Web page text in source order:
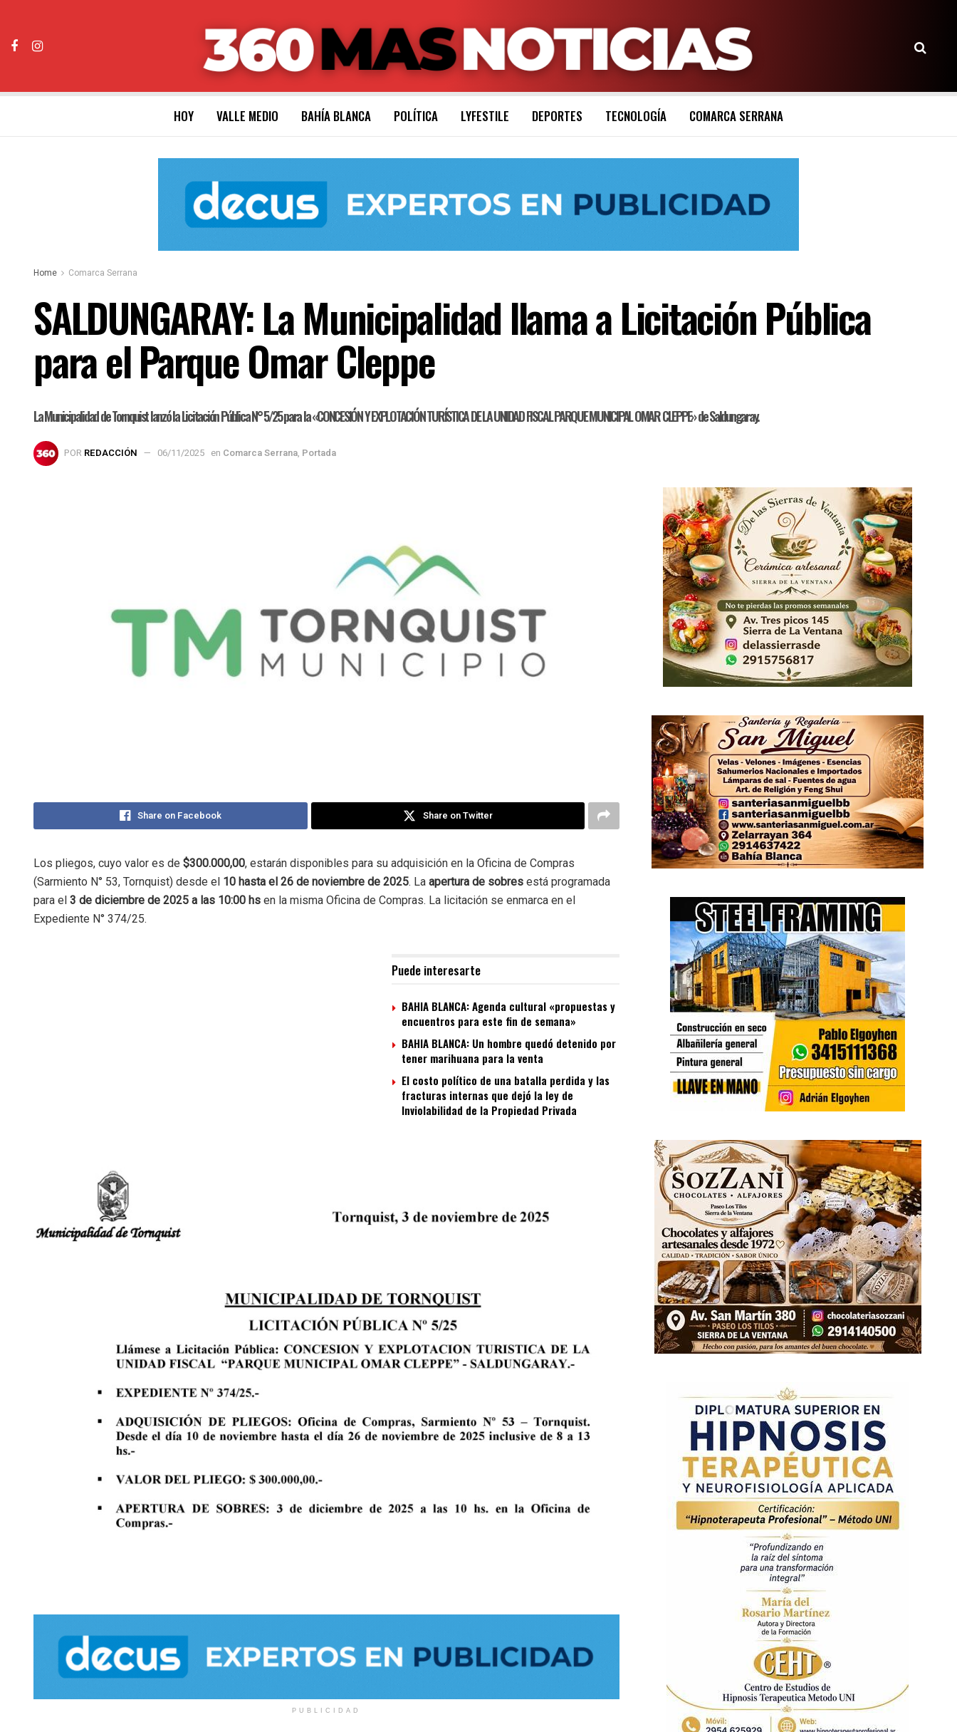
HOY VALLE MEDIO BAHÍA BLANCA POLÍTICA LYFESTILE DEPORTES TECNOLOGÍA COMARCA SERRANA
Home Comarca Serrana
SALDUNGARAY: La Municipalidad llama a Licitación Pública
para el Parque Omar Cleppe
La Municipalidad de Tornquist lanzó la Licitación Pública N° 5/25 para la «CONCESIÓN Y EXPLOTACIÓN TURÍSTICA DE LA UNIDAD FISCAL PARQUE MUNICIPAL OMAR CLEPPE» de Saldungaray.
POR REDACCIÓN 06/11/2025 en Comarca Serrana, Portada
Share on Facebook Share on Twitter
Los pliegos, cuyo valor es de $300.000,00, estarán disponibles para su adquisición en la Oficina de Compras
(Sarmiento N° 53, Tornquist) desde el 10 hasta el 26 de noviembre de 2025. La apertura de sobres está programada
para el 3 de diciembre de 2025 a las 10:00 hs en la misma Oficina de Compras. La licitación se enmarca en el
Expediente N° 374/25.
Puede interesarte
BAHIA BLANCA: Agenda cultural «propuestas y
encuentros para este fin de semana»
BAHIA BLANCA: Un hombre quedó detenido por
tener marihuana para la venta
El costo político de una batalla perdida y las
fracturas internas que dejó la ley de
Inviolabilidad de la Propiedad Privada
PUBLICIDAD